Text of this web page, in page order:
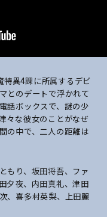
異4課に所属するデビ
とのデートで浮かれて
話ボックスで、謎の少
々な彼女のことがなぜ
の中で、二人の距離は
もり、坂田将吾、ファ
夕夜、内田真礼、津田
、喜多村英梨、上田麗